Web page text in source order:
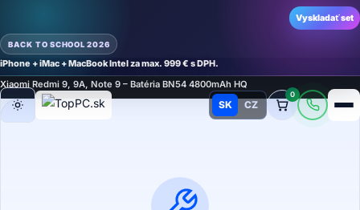
BACK TO SCHOOL 2026
iPhone + iMac + MacBook Intel za max. 999 € s DPH.
Vyskladať set
Režim
SK CZ
0
Xiaomi Redmi 9, 9A, Note 9 – Batéria BN54 4800mAh HQ